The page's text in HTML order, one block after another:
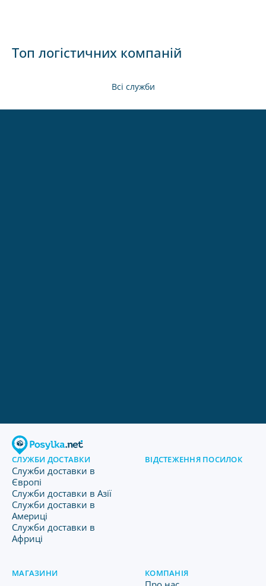
Топ логістичних компаній
Всі служби
СЛУЖБИ ДОСТАВКИ
Служби доставки в
Європі
Служби доставки в Азії
Служби доставки в
Америці
Служби доставки в
Африці
ВІДСТЕЖЕННЯ ПОСИЛОК
МАГАЗИНИ КОМПАНІЯ